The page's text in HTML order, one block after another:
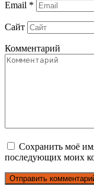
Email *
Сайт
Комментарий
Сохранить моё
последующих моих